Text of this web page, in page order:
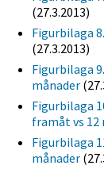
(27.3.2013)
Figurbilaga
(27.3.2013)
Figurbilaga
månader
Figurbilaga
framåt vs 12
Figurbilaga
månader